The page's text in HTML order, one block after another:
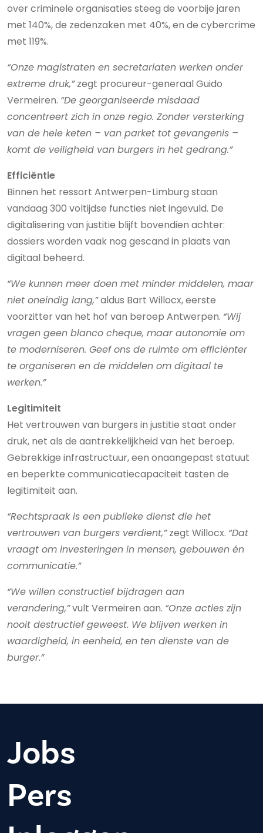
over criminele organisaties steeg de voorbije jaren
met 140%, de zedenzaken met 40%, en de cybercrime
met 119%.
“Onze magistraten en secretariaten werken onder
extreme druk,”zegt procureur-generaal Guido
Vermeiren. “De georganiseerde misdaad
concentreert zich in onze regio. Zonder versterking
van de hele keten – van parket tot gevangenis –
komt de veiligheid van burgers in het gedrang.”
Efficiëntie
Binnen het ressort Antwerpen-Limburg staan
vandaag 300 voltijdse functies niet ingevuld. De
digitalisering van justitie blijft bovendien achter:
dossiers worden vaak nog gescand in plaats van
digitaal beheerd.
“We kunnen meer doen met minder middelen, maar
niet oneindig lang,”aldus Bart Willocx, eerste
voorzitter van het hof van beroep Antwerpen. “Wij
vragen geen blanco cheque, maar autonomie om
te moderniseren. Geef ons de ruimte om efficiënter
te organiseren en de middelen om digitaal te
werken.”
Legitimiteit
Het vertrouwen van burgers in justitie staat onder
druk, net als de aantrekkelijkheid van het beroep.
Gebrekkige infrastructuur, een onaangepast statuut
en beperkte communicatiecapaciteit tasten de
legitimiteit aan.
“Rechtspraak is een publieke dienst die het
vertrouwen van burgers verdient,”zegt Willocx. “Dat
vraagt om investeringen in mensen, gebouwen én
communicatie.”
“We willen constructief bijdragen aan
verandering,”vult Vermeiren aan. “Onze acties zijn
nooit destructief geweest. We blijven werken in
waardigheid, in eenheid, en ten dienste van de
burger.”
Jobs
Pers